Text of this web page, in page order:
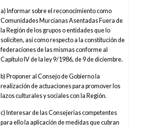
a) Informar sobre el reconocimiento como
Comunidades Murcianas Asentadas Fuera de
la Región de los grupos o entidades que lo
soliciten, así como respecto a la constitución de
federaciones de las mismas conforme al
Capítulo IV de la ley 9/1986, de 9 de diciembre.
b) Proponer al Consejo de Gobierno la
realización de actuaciones para promover los
lazos culturales y sociales con la Región.
c) Interesar de las Consejerías competentes
para ello la aplicación de medidas que cubran